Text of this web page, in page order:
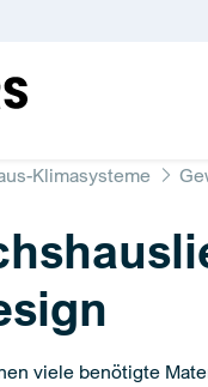
Klimasysteme
viele benötigte